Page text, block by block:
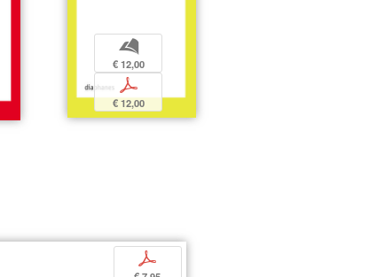
b
€ 12,00
p
€ 12,00
p